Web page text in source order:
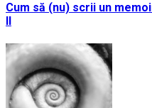
Cum să (nu) scrii un